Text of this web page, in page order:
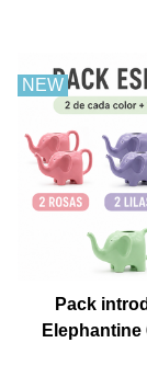
NEW
Pack
Elephantine